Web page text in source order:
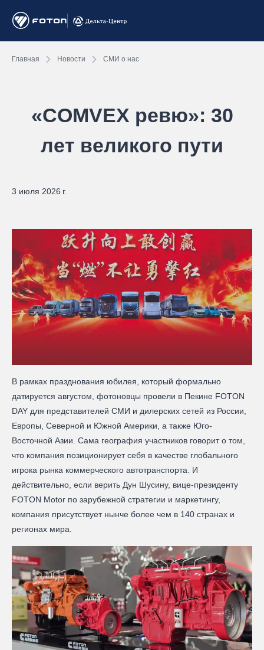
Главная Новости СМИ о нас
«COMVEX ревю»: 30
лет великого пути
3 июля 2026 г.
В рамках празднования юбилея, который формально
датируется августом, фотоновцы провели в Пекине FOTON
DAY для представителей СМИ и дилерских сетей из России,
Европы, Северной и Южной Америки, а также Юго-
Восточной Азии. Сама география участников говорит о том,
что компания позиционирует себя в качестве глобального
игрока рынка коммерческого автотранспорта. И
действительно, если верить Дун Шусину, вице-президенту
FOTON Motor по зарубежной стратегии и маркетингу,
компания присутствует нынче более чем в 140 странах и
регионах мира.